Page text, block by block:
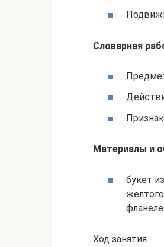
Словарная
Материалы и
букет
Ход занятия.